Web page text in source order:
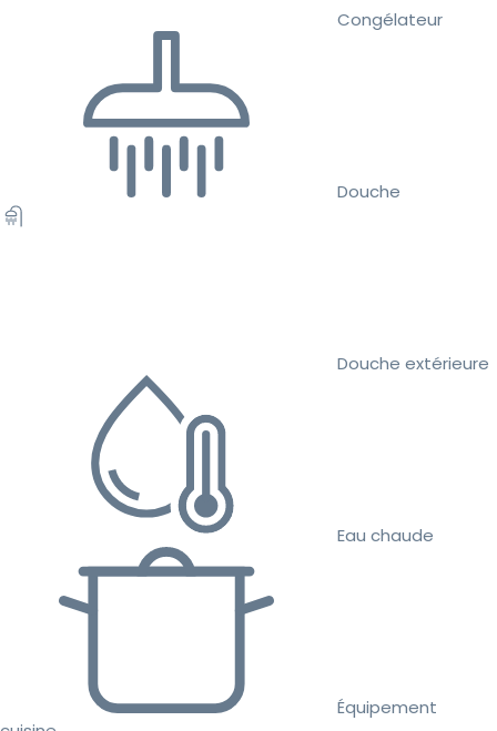
Congélateur
Douche
Douche extérieure
Eau chaude
Équipement